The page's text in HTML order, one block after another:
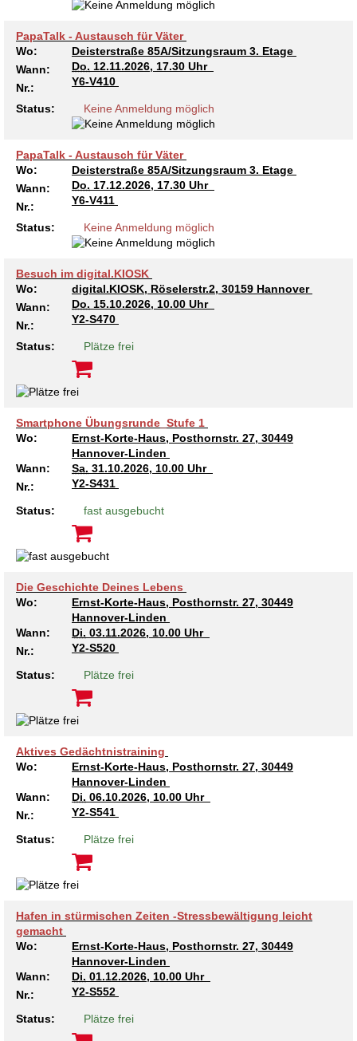
PapaTalk - Austausch für Väter
Wo:
Deisterstraße 85A/Sitzungsraum 3. Etage
Wann:
Do. 12.11.2026, 17.30 Uhr
Nr.:
Y6-V410
Status: Keine Anmeldung möglich
PapaTalk - Austausch für Väter
Wo:
Deisterstraße 85A/Sitzungsraum 3. Etage
Wann:
Do. 17.12.2026, 17.30 Uhr
Nr.:
Y6-V411
Status: Keine Anmeldung möglich
Besuch im digital.KIOSK
Wo:
digital.KIOSK, Röselerstr.2, 30159 Hannover
Wann:
Do. 15.10.2026, 10.00 Uhr
Nr.:
Y2-S470
Status: Plätze frei
Smartphone Übungsrunde_Stufe 1
Wo:
Ernst-Korte-Haus, Posthornstr. 27, 30449
Hannover-Linden
Wann:
Sa. 31.10.2026, 10.00 Uhr
Nr.:
Y2-S431
Status: fast ausgebucht
Die Geschichte Deines Lebens
Wo:
Ernst-Korte-Haus, Posthornstr. 27, 30449
Hannover-Linden
Wann:
Di. 03.11.2026, 10.00 Uhr
Nr.:
Y2-S520
Status: Plätze frei
Aktives Gedächtnistraining
Wo:
Ernst-Korte-Haus, Posthornstr. 27, 30449
Hannover-Linden
Wann:
Di. 06.10.2026, 10.00 Uhr
Nr.:
Y2-S541
Status: Plätze frei
Hafen in stürmischen Zeiten -Stressbewältigung leicht
gemacht
Wo:
Ernst-Korte-Haus, Posthornstr. 27, 30449
Hannover-Linden
Wann:
Di. 01.12.2026, 10.00 Uhr
Nr.:
Y2-S552
Status: Plätze frei